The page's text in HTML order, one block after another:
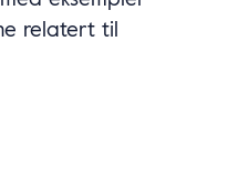
relatert til